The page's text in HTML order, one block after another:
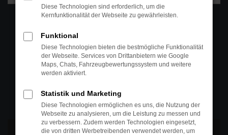
WhatsAPP
Telefon
+49 4295 557
Öffnungszeiten
MO-DO: 07:30 bis 18:00 Uhr
FR: 07:30 bis 17:30 Uhr
Diese Technologien sind erforderlich, um die
Kernfunktionalität der Webseite zu gewährleisten.
Funktional
Diese Technologien bieten die bestmögliche Funktionalität
der Webseite. Services von Drittanbietern wie Google
Maps, Chats, Fahrzeugbewertungssystem und weitere
werden aktiviert.
Statistik und Marketing
Diese Technologien ermöglichen es uns, die Nutzung der
Webseite zu analysieren, um die Leistung zu messen und
zu verbessern. Zudem werden Technologien eingesetzt,
die von dritten Werbetreibenden verwendet werden, um